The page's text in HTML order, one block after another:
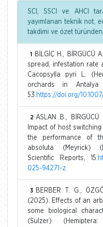
SCI, SSCI ve AHCI
yayımlanan teknik not,
takdimi ve özet türünden
1
BİLGİÇ H., BİRGÜCÜ
spread, infestation rate
Cacopsylla pyri L.
orchards in Antalya
53. https://doi.org/
2 ASLAN B.,
Impact of host
the performance of
absoluta (Meyrick)
Scientific Reports, 15.
025-94271-z
3
BERBER T. G.,
(2025). Effects of an
some biological
(Sulzer)